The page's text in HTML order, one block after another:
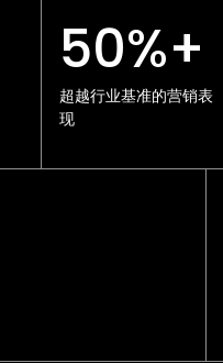
50%+
超越行业基准的营销表
现